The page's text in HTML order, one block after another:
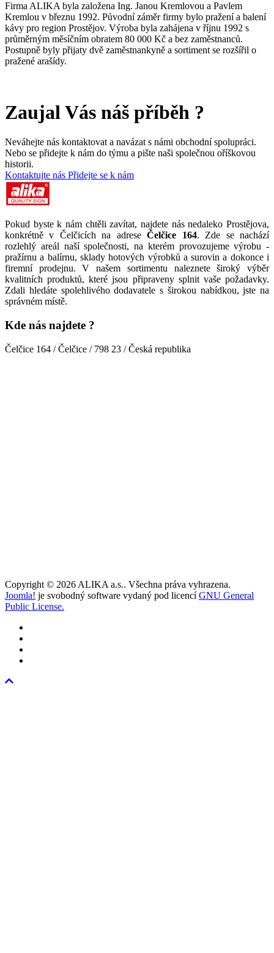
Firma ALIKA byla založena Ing. Janou Kremlovou a Pavlem
Kremlou v březnu 1992. Původní záměr firmy bylo pražení a balení
kávy pro region Prostějov. Výroba byla zahájena v říjnu 1992 s
průměrným měsíčním obratem 80 000 Kč a bez zaměstnanců.
Postupně byly přijaty dvě zaměstnankyně a sortiment se rozšířil o
pražené arašídy.
Zaujal Vás náš příběh ?
Neváhejte nás kontaktovat a navázat s námi obchodní spolupráci.
Nebo se přidejte k nám do týmu a pište naši společnou oříškovou
historii.
Kontaktujte nás Přidejte se k nám
Pokud byste k nám chtěli zavítat, najdete nás nedaleko Prostějova,
konkrétně v Čelčicích na adreseČelčice 164. Zde se nachází
rozlehlý areál naší společnosti, na kterém provozujeme výrobu -
pražírnu a balírnu, sklady hotových výrobků a surovin a dokonce i
firemní prodejnu. V našem sortimentu naleznete široký výběr
kvalitních produktů, které jsou připraveny splnit vaše požadavky.
Zdali hledáte spolehlivého dodavatele s širokou nabídkou, jste na
správném místě.
Kde nás najdete ?
Čelčice 164 / Čelčice / 798 23 / Česká republika
Copyright © 2026 ALIKA a.s.. Všechna práva vyhrazena.
Joomla! je svobodný software vydaný pod licencíGNU General
Public License.